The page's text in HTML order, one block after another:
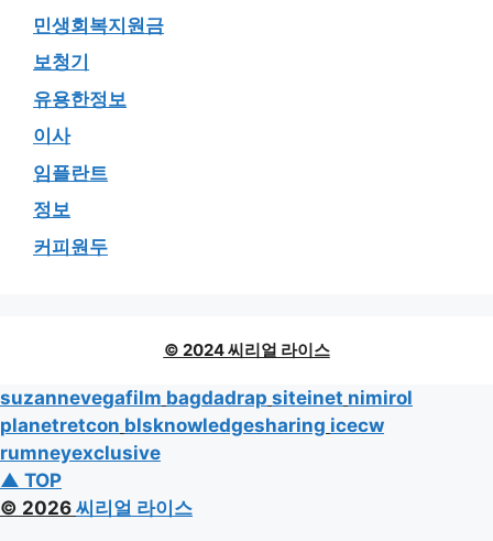
민생회복지원금
보청기
유용한정보
이사
임플란트
정보
커피원두
© 2024 씨리얼 라이스
suzannevegafilm bagdadrap siteinet nimirol
planetretcon blsknowledgesharing icecw
rumneyexclusive
▲ TOP
© 2026 씨리얼 라이스